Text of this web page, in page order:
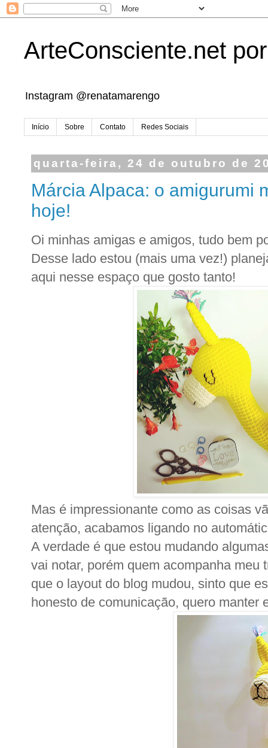
ArteConsciente.net
Instagram @renatamarengo
Início Sobre Contato Redes Sociais
quarta-feira, 24 de outubro de
Márcia Alpaca: o amigurumi
hoje!
Oi minhas amigas e amigos, tudo bem
Desse lado estou (mais uma vez!)
aqui nesse espaço que gosto tanto!
Mas é impressionante como as coisas
atenção, acabamos ligando no
A verdade é que estou mudando
vai notar, porém quem acompanha meu
que o layout do blog mudou, sinto que
honesto de comunicação, quero manter